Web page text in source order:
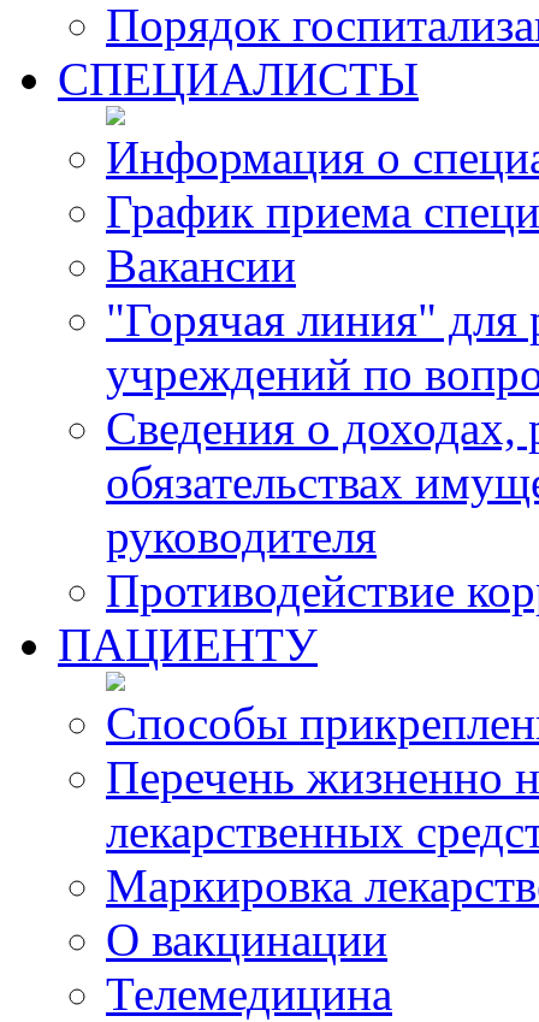
Порядок
СПЕЦИАЛИСТЫ
Информация о
График приема
Вакансии
"Горячая линия"
учреждений по
Сведения о доходах,
обязательствах
руководителя
Противодействие
ПАЦИЕНТУ
Способы
Перечень жизненно
лекарственных
Маркировка
О вакцинации
Телемедицина